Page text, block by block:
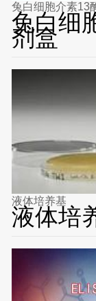
兔白细胞介素13
兔白细
剂盒
液体培养基
液体培